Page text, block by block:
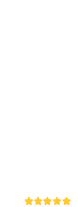
Puntuación: